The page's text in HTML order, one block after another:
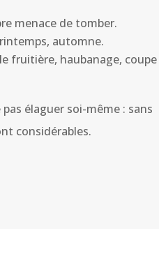
menace de tomber.
automne.
fruitière, haubanage, coupe
élaguer soi-même : sans
considérables.